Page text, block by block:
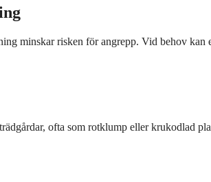
minskar risken för angrepp. Vid behov kan
ofta som rotklump eller krukodlad